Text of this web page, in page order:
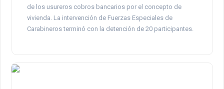
de los usureros cobros bancarios por el concepto de
vivienda. La intervención de Fuerzas Especiales de
Carabineros terminó con la detención de 20 participantes.